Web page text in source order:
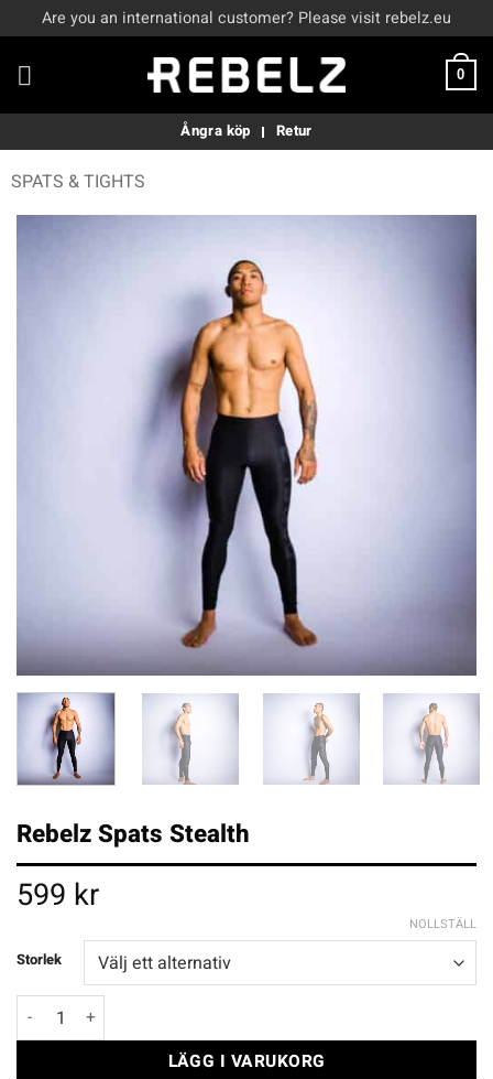
to
content
Are you an international customer? Please visit rebelz.eu
0
Ångra köp Retur
SPATS & TIGHTS
Rebelz Spats Stealth
599 kr
Storlek
NOLLSTÄLL
Rebelz Spats Stealth mängd
LÄGG I VARUKORG